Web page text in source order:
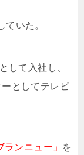
ていた。
して入社し、
としてテレビ
ランニュー」 を